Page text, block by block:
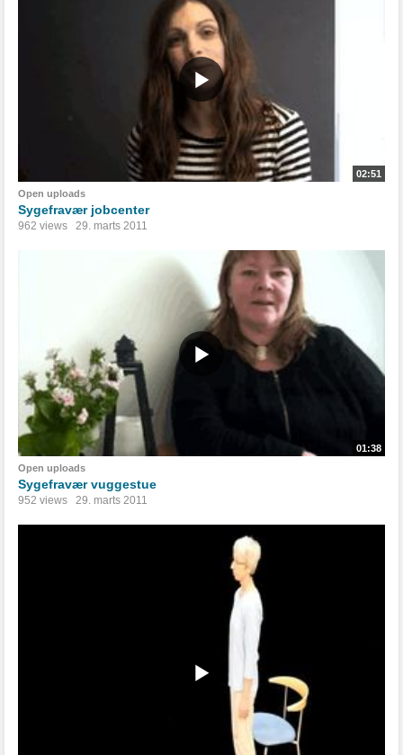
02:51
Open uploads
Sygefravær jobcenter
962 views 29. marts 2011
01:38
Open uploads
Sygefravær vuggestue
952 views 29. marts 2011